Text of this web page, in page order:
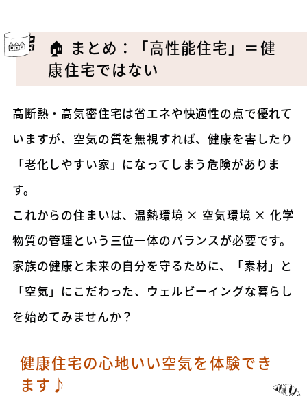
🏠 まとめ：「高性能住宅」＝健
康住宅ではない
高断熱・高気密住宅は省エネや快適性の点で優れて
いますが、空気の質を無視すれば、健康を害したり
「老化しやすい家」になってしまう危険がありま
す。
これからの住まいは、温熱環境 × 空気環境 × 化学
物質の管理という三位一体のバランスが必要です。
家族の健康と未来の自分を守るために、「素材」と
「空気」にこだわった、ウェルビーイングな暮らし
を始めてみませんか？
健康住宅の心地いい空気を体験でき
ます♪